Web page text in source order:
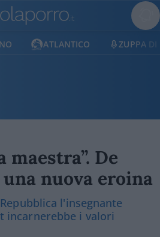
ATLANTICO ZUPPA DI
maestra”. De
nuova eroina
l'insegnante
incarnerebbe i valori